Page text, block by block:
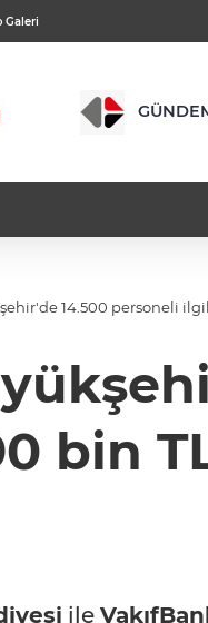
Galeri
%0,13
14.500 personeli
bin
ile